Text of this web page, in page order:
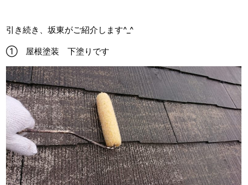
引き続き、坂東がご紹介します^_^
① 屋根塗装 下塗りです